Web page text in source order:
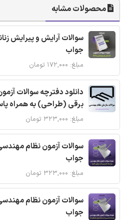
محصولات مشابه
سوالات آرایش و پیرایش
جواب
مبلغ: ۱۷۲,۰۰۰ تومان
دانلود دفترچه سوالات
برقی (طراحی) به همراه
مبلغ: ۳۲۳,۰۰۰ تومان
سوالات آزمون نظام
جواب
مبلغ: ۳۲۳,۰۰۰ تومان
سوالات آزمون نظام
جواب